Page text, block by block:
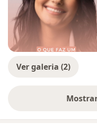
Ver galeria (2)